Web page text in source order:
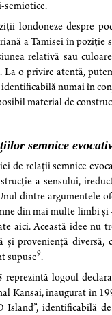
semiotice.
londoneze despre
a Tamisei în
relativă sau
La o privire atentă,
identificabilă numai în
material de
semnice
de relații semnice
a sensului,
dintre argumentele
din mai multe limbi și
aici. Această idee nu
proveniență diversă,
supuse9.
reprezintă logoul
Kansai, inaugurat în
Island”, identificabilă